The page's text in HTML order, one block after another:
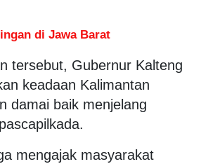
di Jawa Barat
tersebut, Gubernur Kalteng
keadaan Kalimantan
damai baik menjelang
mengajak masyarakat